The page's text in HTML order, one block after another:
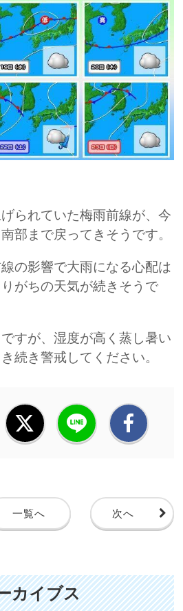
られていた梅雨前線が、今
部まで戻ってきそうです。
の影響で大雨になる心配は
がちの天気が続きそうで
すが、湿度が高く蒸し暑い
続き警戒してください。
一覧へ 次へ
カイブス